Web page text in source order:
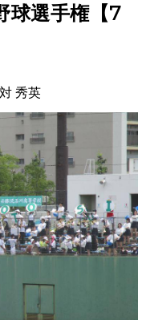
球選手権【7
秀英